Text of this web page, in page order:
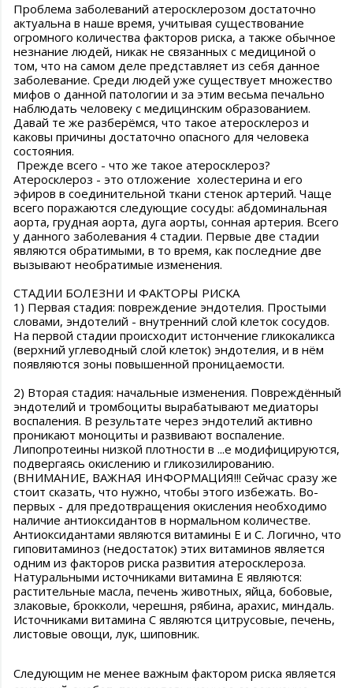
Проблема заболеваний атеросклерозом достаточно
актуальна в наше время, учитывая существование
огромного количества факторов риска, а также обычное
незнание людей, никак не связанных с медициной о
том, что на самом деле представляет из себя данное
заболевание. Среди людей уже существует множество
мифов о данной патологии и за этим весьма печально
наблюдать человеку с медицинским образованием.
Давай те же разберёмся, что такое атеросклероз и
каковы причины достаточно опасного для человека
состояния.
Прежде всего - что же такое атеросклероз?
Атеросклероз - это отложение холестерина и его
эфиров в соединительной ткани стенок артерий. Чаще
всего поражаются следующие сосуды: абдоминальная
аорта, грудная аорта, дуга аорты, сонная артерия. Всего
у данного заболевания 4 стадии. Первые две стадии
являются обратимыми, в то время, как последние две
вызывают необратимые изменения.
СТАДИИ БОЛЕЗНИ И ФАКТОРЫ РИСКА
1) Первая стадия: повреждение эндотелия. Простыми
словами, эндотелий - внутренний слой клеток сосудов.
На первой стадии происходит истончение гликокаликса
(верхний углеводный слой клеток) эндотелия, и в нём
появляются зоны повышенной проницаемости.
2) Вторая стадия: начальные изменения. Повреждённый
эндотелий и тромбоциты вырабатывают медиаторы
воспаления. В результате через эндотелий активно
проникают моноциты и развивают воспаление.
Липопротеины низкой плотности в ...е модифицируются,
подвергаясь окислению и гликозилированию.
(ВНИМАНИЕ, ВАЖНАЯ ИНФОРМАЦИЯ!!! Сейчас сразу же
стоит сказать, что нужно, чтобы этого избежать. Во-
первых - для предотвращения окисления необходимо
наличие антиоксидантов в нормальном количестве.
Антиоксидантами являются витамины Е и С. Логично, что
гиповитаминоз (недостаток) этих витаминов является
одним из факторов риска развития атеросклероза.
Натуральными источниками витамина Е являются:
растительные масла, печень животных, яйца, бобовые,
злаковые, брокколи, черешня, рябина, арахис, миндаль.
Источниками витамина С являются цитрусовые, печень,
листовые овощи, лук, шиповник.
Следующим не менее важным фактором риска является